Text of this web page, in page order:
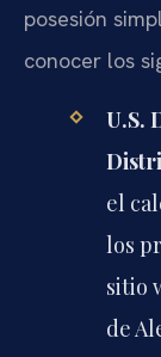
posesión
conocer los
U.S.
el
los
sitio
de